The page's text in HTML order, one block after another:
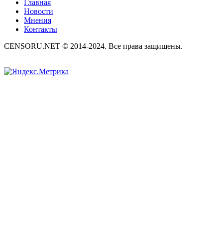
Главная
Новости
Мнения
Контакты
CENSORU.NET © 2014-2024. Все права защищены.